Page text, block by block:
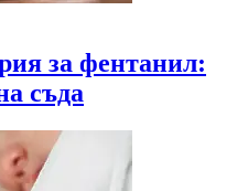
за фентанил:
съда